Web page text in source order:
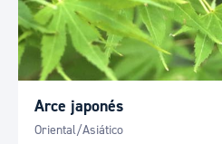
Arce japonés
Oriental/Asiático